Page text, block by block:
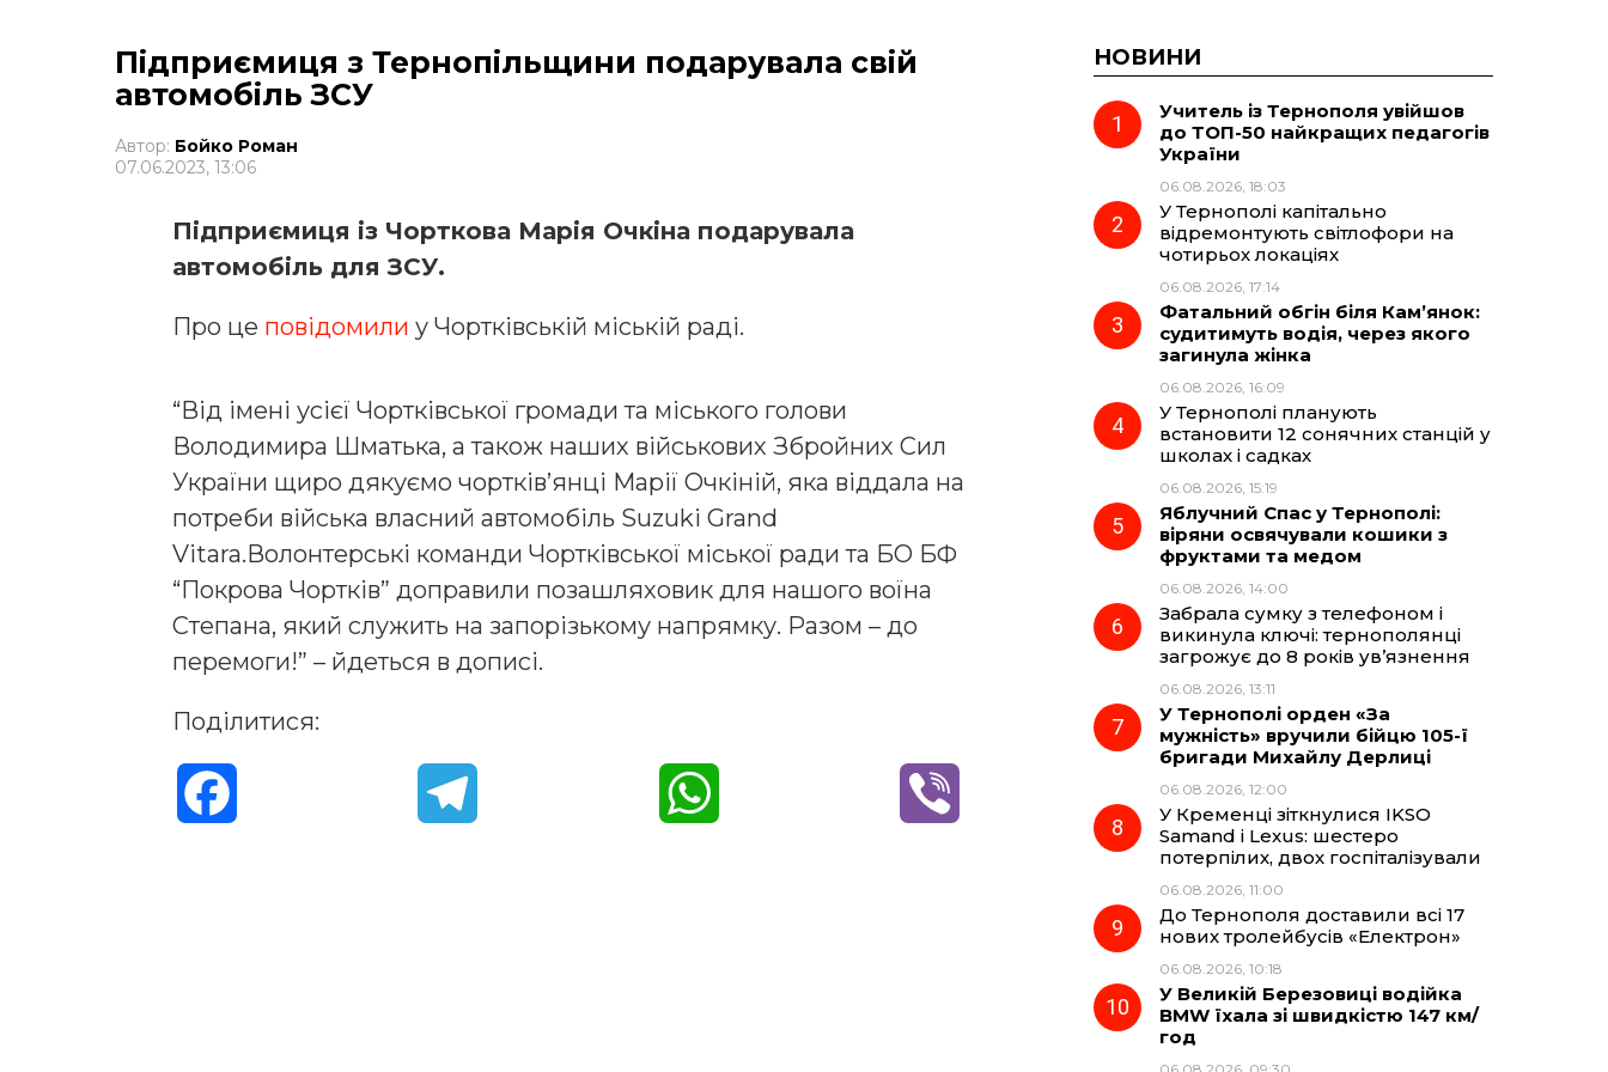
Підприємиця з Тернопільщини подарувала свій
автомобіль ЗСУ
Автор: Бойко Роман
07.06.2023, 13:06
Підприємиця із Чорткова Марія Очкіна подарувала
автомобіль для ЗСУ.
Про це повідомили у Чортківській міській раді.
“Від імені усієї Чортківської громади та міського голови
Володимира Шматька, а також наших військових Збройних Сил
України щиро дякуємо чортків’янці Марії Очкіній, яка віддала на
потреби війська власний автомобіль Suzuki Grand
Vitara.Волонтерські команди Чортківської міської ради та БО БФ
“Покрова Чортків” доправили позашляховик для нашого воїна
Степана, який служить на запорізькому напрямку. Разом – до
перемоги!” – йдеться в дописі.
Поділитися:
НОВИНИ
Учитель із Тернополя увійшов
до ТОП-50 найкращих педагогів
України
06.08.2026, 18:03
У Тернополі капітально
відремонтують світлофори на
чотирьох локаціях
06.08.2026, 17:14
Фатальний обгін біля Кам’янок:
судитимуть водія, через якого
загинула жінка
06.08.2026, 16:09
У Тернополі планують
встановити 12 сонячних станцій у
школах і садках
06.08.2026, 15:19
Яблучний Спас у Тернополі:
віряни освячували кошики з
фруктами та медом
06.08.2026, 14:00
Забрала сумку з телефоном і
викинула ключі: тернополянці
загрожує до 8 років ув’язнення
06.08.2026, 13:11
У Тернополі орден «За
мужність» вручили бійцю 105-ї
бригади Михайлу Дерлиці
06.08.2026, 12:00
У Кременці зіткнулися IKSO
Samand і Lexus: шестеро
потерпілих, двох госпіталізували
06.08.2026, 11:00
До Тернополя доставили всі 17
нових тролейбусів «Електрон»
06.08.2026, 10:18
У Великій Березовиці водійка
BMW їхала зі швидкістю 147 км/
год